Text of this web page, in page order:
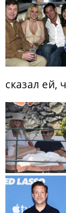
сказал ей,